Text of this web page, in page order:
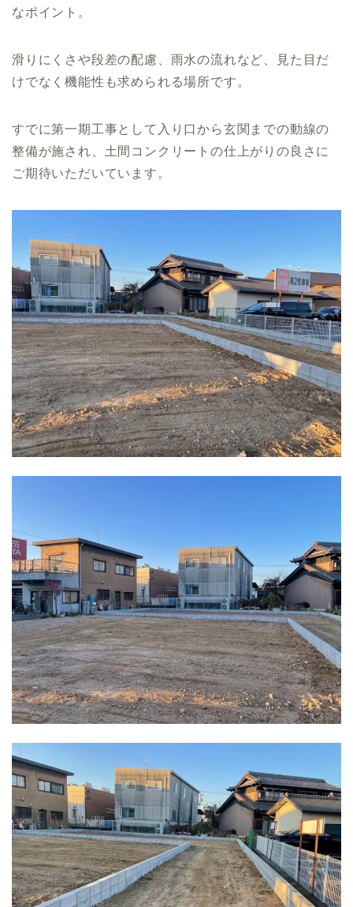
なポイント。
滑りにくさや段差の配慮、雨水の流れなど、見た目だ
けでなく機能性も求められる場所です。
すでに第一期工事として入り口から玄関までの動線の
整備が施され、土間コンクリートの仕上がりの良さに
ご期待いただいています。